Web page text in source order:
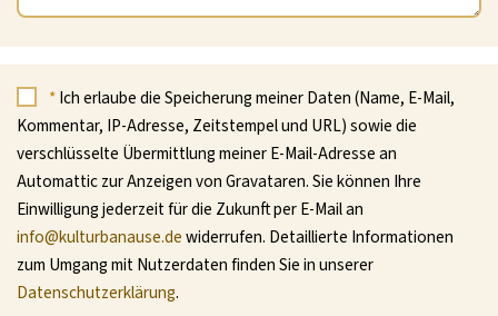
*Ich erlaube die Speicherung meiner Daten (Name, E-Mail,
Kommentar, IP-Adresse, Zeitstempel und URL) sowie die
verschlüsselte Übermittlung meiner E-Mail-Adresse an
Automattic zur Anzeigen von Gravataren. Sie können Ihre
Einwilligung jederzeit für die Zukunft per E-Mail an
info@kulturbanause.dewiderrufen. Detaillierte Informationen
zum Umgang mit Nutzerdaten finden Sie in unserer
Datenschutzerklärung.